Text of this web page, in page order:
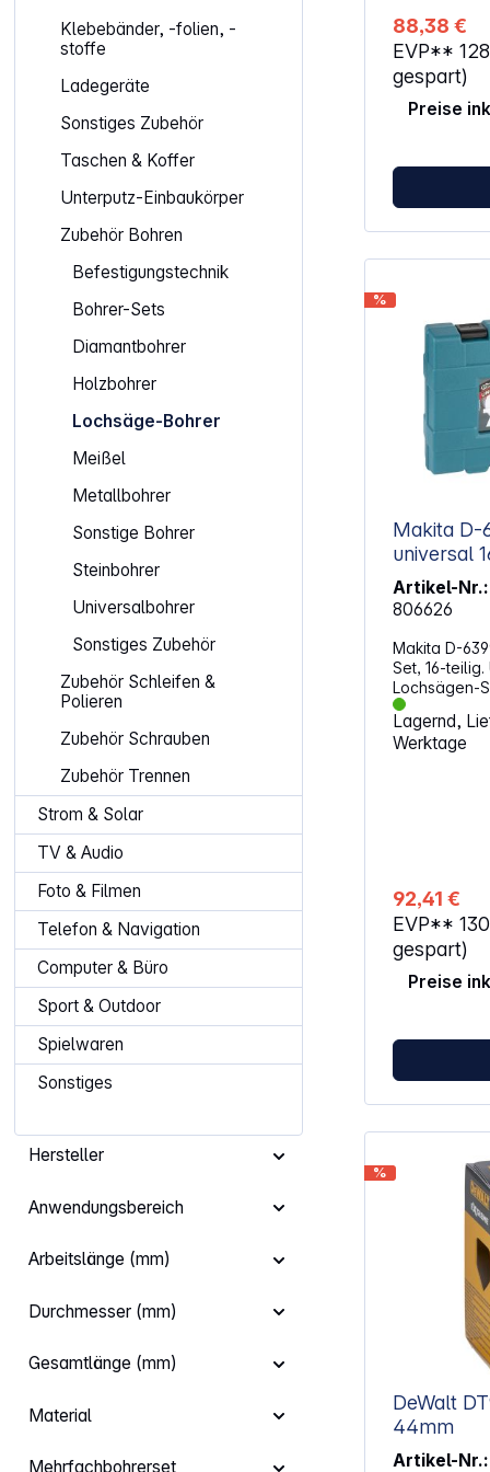
Klebebänder, -folien, -
stoffe
Ladegeräte
Sonstiges Zubehör
Taschen & Koffer
Unterputz-Einbaukörper
Zubehör Bohren
Befestigungstechnik
Bohrer-Sets
Diamantbohrer
Holzbohrer
Lochsäge-Bohrer
Meißel
Metallbohrer
Sonstige Bohrer
Steinbohrer
Universalbohrer
Sonstiges Zubehör
Zubehör Schleifen &
Polieren
Zubehör Schrauben
Zubehör Trennen
Strom & Solar
TV & Audio
Foto & Filmen
Telefon & Navigation
Computer & Büro
Sport & Outdoor
Spielwaren
Sonstiges
Hersteller
Anwendungsbereich
Arbeitslänge (mm)
Durchmesser (mm)
Gesamtlänge (mm)
Material
Mehrfachbohrerset
Metall
Lebensdauer Innovatives Zahndesign
für
bearbeitbar,
Entfernen des
Adapter, 2
88,38 €
EVP**
gespart)
Preise
%
Makita D-63993
universal
Artikel-Nr.:
806626
Makita D-
Set, 16-
Lochsägen-
für
Eigenschaften: 13 HSS BiM-
in gängigen
Transportkoffer Optimale
bei Schnitttiefen
für
Enthaltene
Lagernd,
Werktage
92,41 €
EVP**
gespart)
Preise
%
DeWalt
44mm
Artikel-Nr.: